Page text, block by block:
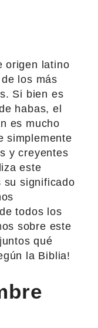
origen latino
los más
Si bien es
habas, el
es mucho
simplemente
y creyentes
este
su significado
todos los
sobre este
qué
la Biblia!